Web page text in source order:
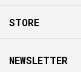
STORE
NEWSLETTER